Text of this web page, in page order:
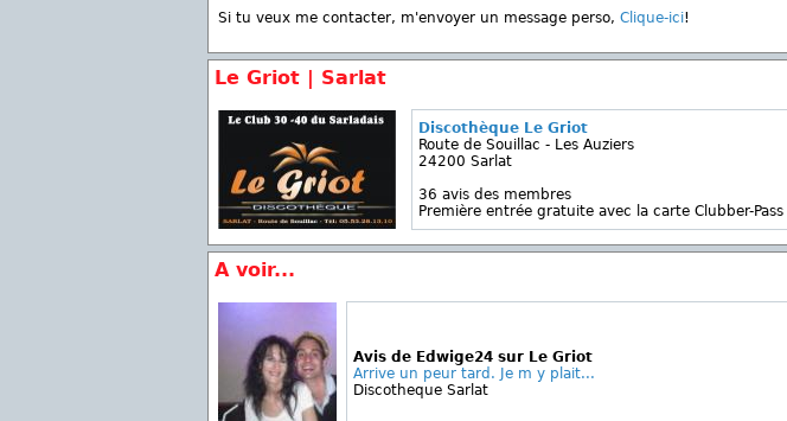
Si tu veux me contacter, m'envoyer un message perso, Clique-ici!
Le Griot | Sarlat
Discothèque Le Griot
Route de Souillac - Les Auziers
24200 Sarlat
36 avis des membres
Première entrée gratuite avec la carte Clubber-Pass
A voir...
Avis de Edwige24 sur Le Griot
Arrive un peur tard. Je m y plait...
Discotheque Sarlat